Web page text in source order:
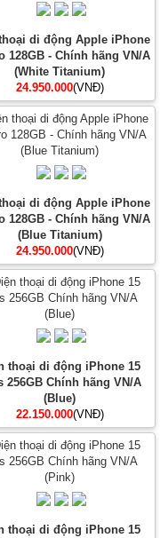
di động Apple iPhone
128GB - Chính hãng VN/A
(White Titanium)
24.950.000(VNĐ)
di động Apple iPhone
128GB - Chính hãng VN/A
(Blue Titanium)
24.950.000(VNĐ)
thoại di động iPhone 15
256GB Chính hãng VN/A
(Blue)
22.150.000(VNĐ)
thoại di động iPhone 15